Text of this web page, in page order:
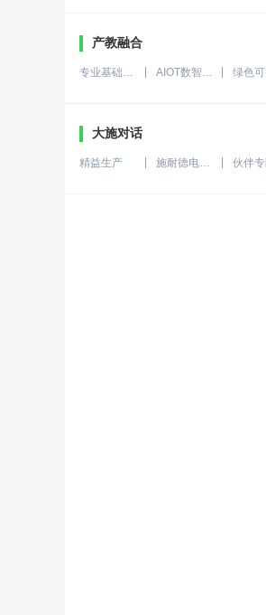
产教融合
专业基础知识 AIOT数智技能 绿色
大施对话
精益生产 施耐德电气客户故事 伙伴